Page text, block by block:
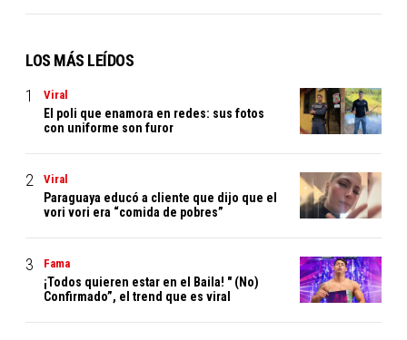
LOS MÁS LEÍDOS
Viral
El poli que enamora en redes: sus fotos
con uniforme son furor
Viral
Paraguaya educó a cliente que dijo que el
vori vori era “comida de pobres”
Fama
¡Todos quieren estar en el Baila! " (No)
Confirmado”, el trend que es viral